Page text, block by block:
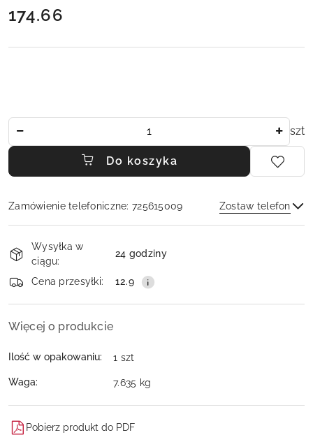
Cena:
174.66
szt
Do koszyka
Zamówienie telefoniczne: 725615009 Zostaw telefon
Dostępność
i
dostawa
Wysyłka w
ciągu:
24 godziny
Cena przesyłki: 12.9
Więcej o produkcie
Ilość w opakowaniu: 1 szt
Waga: 7.635 kg
Pobierz produkt do PDF